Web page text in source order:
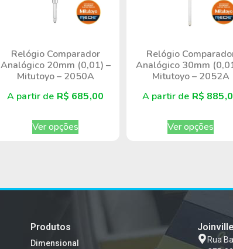
Relógio Comparador
Analógico 20mm (0,01) –
Mitutoyo – 2050A
A partir de R$ 685,00
Ver opções
Relógio
Analógico 30mm
Mitutoyo – 2052A
A partir de R$
Ver opções
Produtos
Dimensional
Rua